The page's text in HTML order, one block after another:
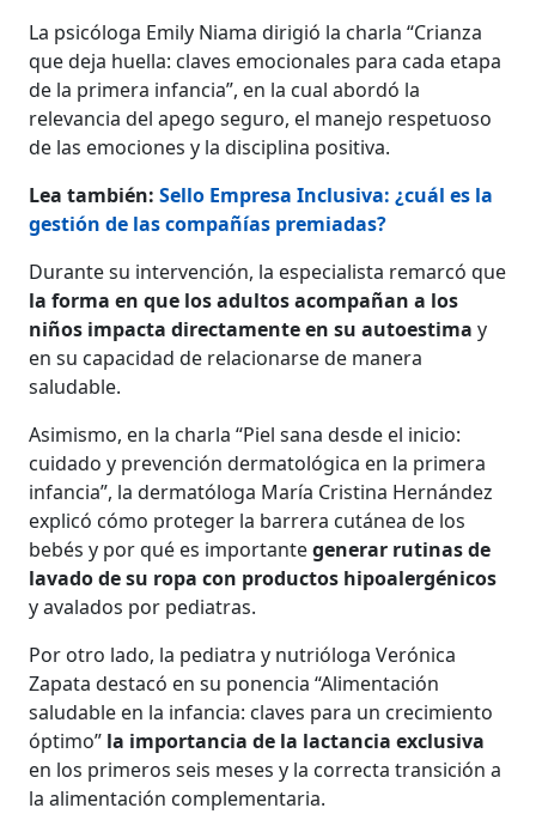
La psicóloga Emily Niama dirigió la charla “Crianza
que deja huella: claves emocionales para cada etapa
de la primera infancia”, en la cual abordó la
relevancia del apego seguro, el manejo respetuoso
de las emociones y la disciplina positiva.
Lea también:Sello Empresa Inclusiva: ¿cuál es la
gestión de las compañías premiadas?
Durante su intervención, la especialista remarcó que
la forma en que los adultos acompañan a los
niños impacta directamente en su autoestima y
en su capacidad de relacionarse de manera
saludable.
Asimismo, en la charla “Piel sana desde el inicio:
cuidado y prevención dermatológica en la primera
infancia”, la dermatóloga María Cristina Hernández
explicó cómo proteger la barrera cutánea de los
bebés y por qué es importantegenerar rutinas de
lavado de su ropa con productos hipoalergénicos
y avalados por pediatras.
Por otro lado, la pediatra y nutrióloga Verónica
Zapata destacó en su ponencia “Alimentación
saludable en la infancia: claves para un crecimiento
óptimo” la importancia de la lactancia exclusiva
en los primeros seis meses y la correcta transición a
la alimentación complementaria.